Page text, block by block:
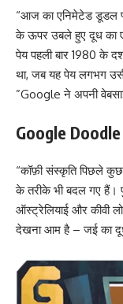
“आज का एनिमेटेड डूडल
के ऊपर उबले हुए दूध का
पेय पहली बार 1980 के
था, जब यह पेय लगभग
”Google ने अपनी
Google
“कॉफ़ी संस्कृति पिछले
के तरीके भी बदल गए हैं।
ऑस्ट्रेलियाई और कीवी
देखना आम है – जई का दूध